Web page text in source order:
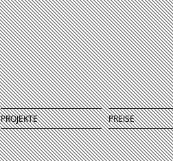
PROJEKTE PREISE